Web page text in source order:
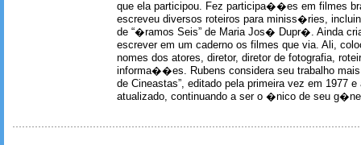
que ela participou. Fez participa��es em filmes
escreveu diversos roteiros para miniss�ries,
de “�ramos Seis” de Maria Jos� Dupr�. Ainda
escrever em um caderno os filmes que via. Ali,
nomes dos atores, diretor, diretor de fotografia,
informa��es. Rubens considera seu trabalho
de Cineastas”, editado pela primeira vez em 1977 e
atualizado, continuando a ser o �nico de seu